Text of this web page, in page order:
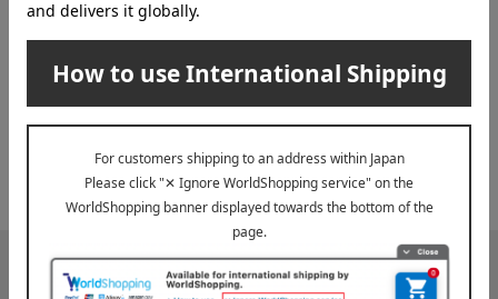
2026年07月29日
ご案内 お届け遅延のお知らせ
『お届け先のご住所』ご確認のお願い